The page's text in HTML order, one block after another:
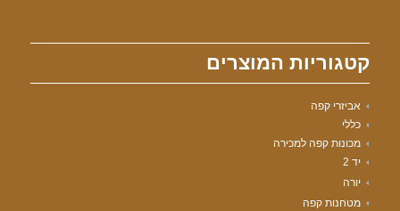
קטגוריות המוצרים
אביזרי קפה
כללי
מכונות קפה למכירה
יד 2
יורה
מטחנות קפה